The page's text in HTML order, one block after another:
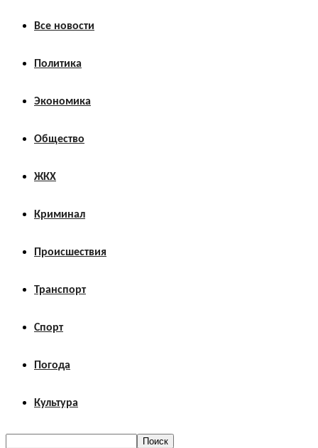
Все новости
Политика
Экономика
Общество
ЖКХ
Криминал
Происшествия
Транспорт
Спорт
Погода
Культура